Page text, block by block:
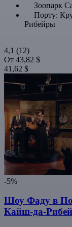
Зоопарк
Порту:
Рибейры
4,1 (12)
От 43,82 $
41,62 $
-5%
Шоу Фаду в
Кайш-да-